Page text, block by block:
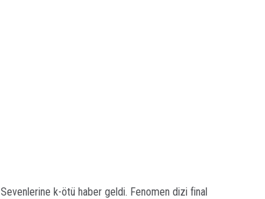
Sevenlerine k-ötü haber geldi. Fenomen dizi final